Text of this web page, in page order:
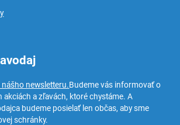
newsletteru.Budeme vás informovať o
akciách a zľavách, ktoré chystáme. A
budeme posielať len občas, aby sme
schránky.